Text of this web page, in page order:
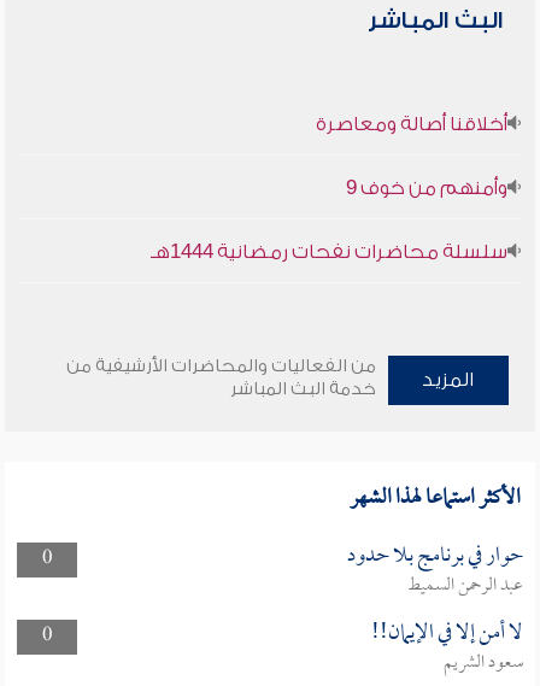
البث المباشر
أخلاقنا أصالة ومعاصرة
وأمنهم من خوف 9
سلسلة محاضرات نفحات رمضانية 1444هـ
المزيد
من الفعاليات والمحاضرات الأرشيفية من
خدمة البث المباشر
الأكثر استماعا لهذا الشهر
0 حوار في برنامج بلا حدود
عبد الرحمن السميط
0
لا أمن إلا في الإيمان!!
سعود الشريم